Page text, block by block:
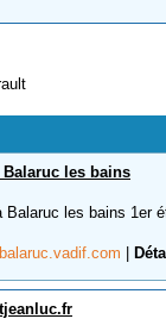
les bains
Balaruc les bains 1er